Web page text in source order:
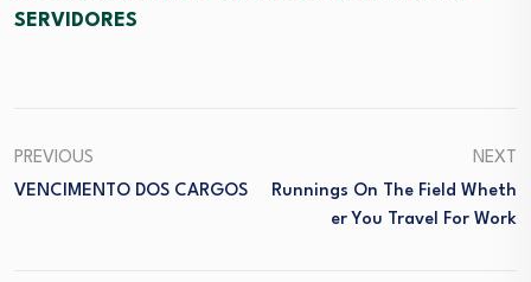
SERVIDORES
PREVIOUS
VENCIMENTO DOS CARGOS
NEXT
Runnings On The Field Wheth
Er You Travel For Work